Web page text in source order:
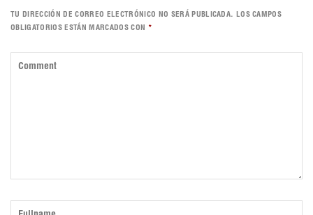
TU DIRECCIÓN DE CORREO ELECTRÓNICO NO SERÁ PUBLICADA.
LOS CAMPOS
OBLIGATORIOS ESTÁN MARCADOS CON
*